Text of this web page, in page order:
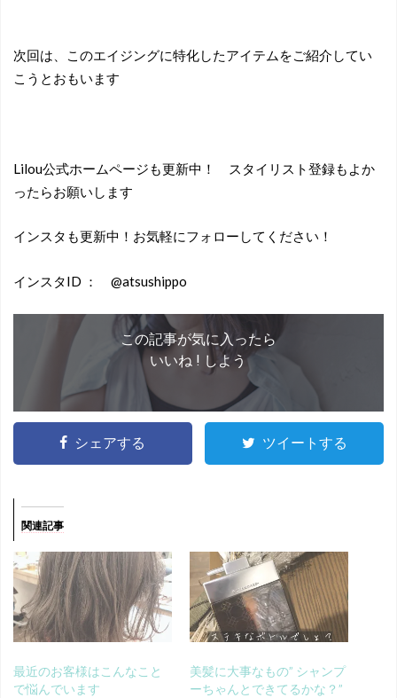
次回は、このエイジングに特化したアイテムをご紹介してい
こうとおもいます
Lilou公式ホームページも更新中！ スタイリスト登録もよか
ったらお願いします
インスタも更新中！お気軽にフォローしてください！
インスタID ： @atsushippo
この記事が気に入ったら
いいね ! しよう
シェアする ツイートする
関連記事
最近のお客様はこんなこと
で悩んでいます
美髪に大事なもの” シャンプ
ーちゃんとできてるかな？”